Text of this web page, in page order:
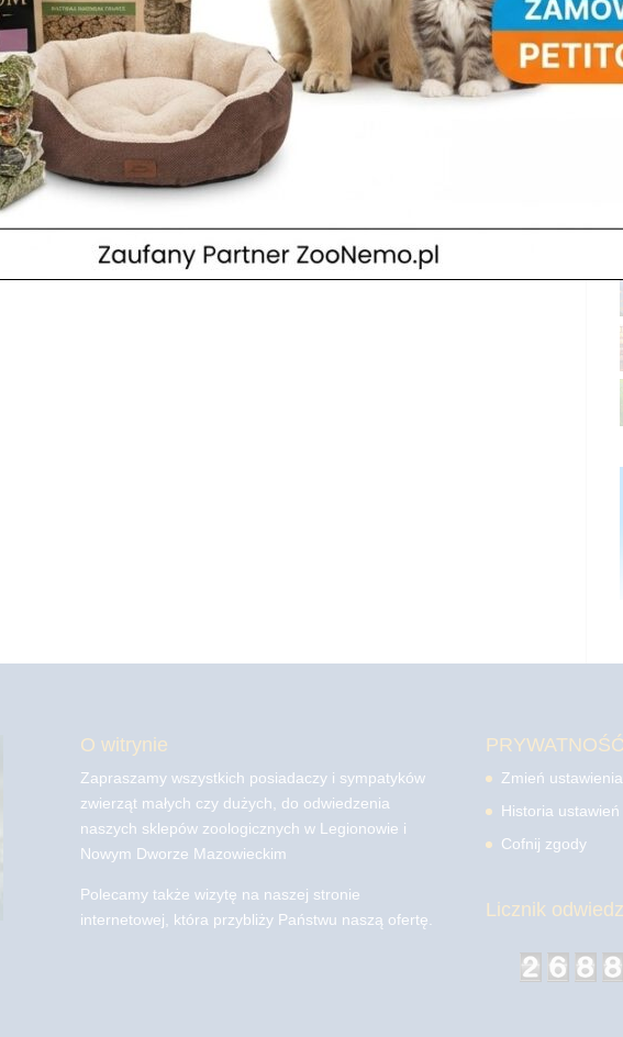
O witrynie
Zapraszamy wszystkich posiadaczy i sympatyków
zwierząt małych czy dużych, do odwiedzenia
naszych sklepów zoologicznych w Legionowie i
Nowym Dworze Mazowieckim
Polecamy także wizytę na naszej stronie
internetowej, która przybliży Państwu naszą ofertę.
PRYWATNOŚĆ
Zmień
Historia
Cofnij zgody
Licznik